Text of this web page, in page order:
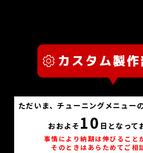
ただいま、チューニングメニュー
おおよそ 10 日となって
事情により納期は伸びること
そのときはあらためてご相